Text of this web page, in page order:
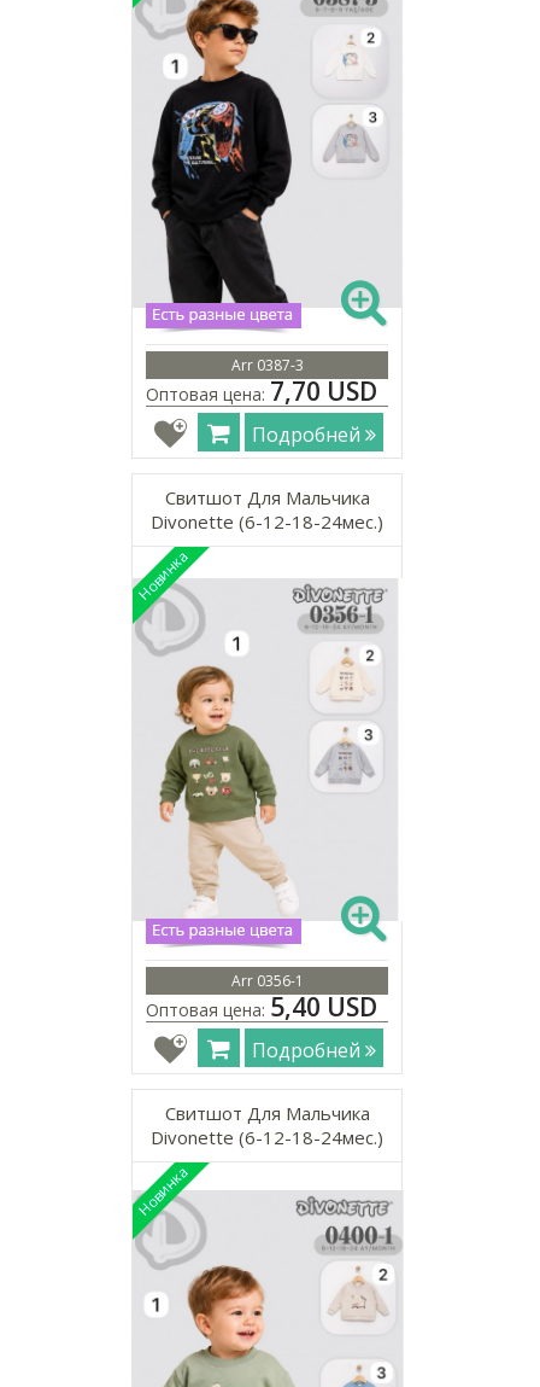
Arr 0387-3
Оптовая цена: 7,70 USD
Подробней
Свитшот Для Мальчика
Divonette (6-12-18-24мес.)
Arr 0356-1
Оптовая цена: 5,40 USD
Подробней
Свитшот Для Мальчика
Divonette (6-12-18-24мес.)